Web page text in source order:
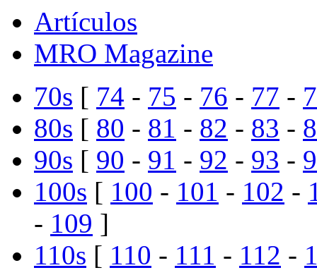
Artículos
MRO Magazine
70s [ 74 - 75 - 76 - 77 -
80s [ 80 - 81 - 82 - 83 -
90s [ 90 - 91 - 92 - 93 -
100s [ 100 - 101 - 102 -
- 109 ]
110s [ 110 - 111 - 112 -